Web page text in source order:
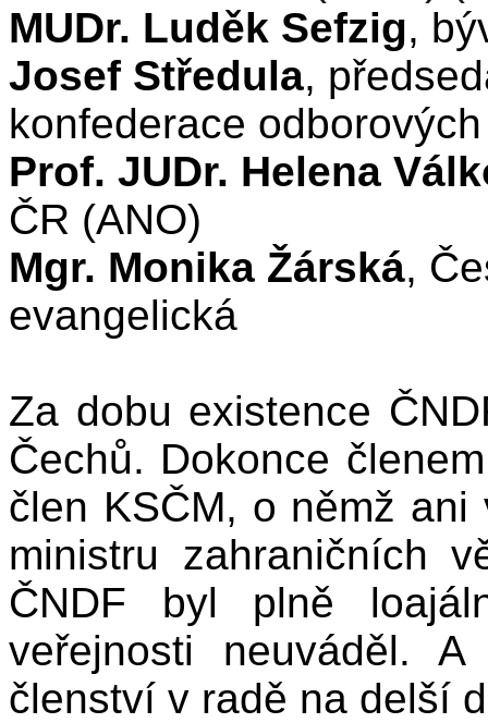
MUDr. Luděk Sefzig,
Josef Středula,
konfederace
Prof. JUDr. Helena
ČR (ANO)
Mgr. Monika Žárská,
evangelická
Za dobu existence
Čechů. Dokonce
člen KSČM, o němž
ministru zahraničních
ČNDF byl plně
veřejnosti neuváděl.
členství v radě na delší